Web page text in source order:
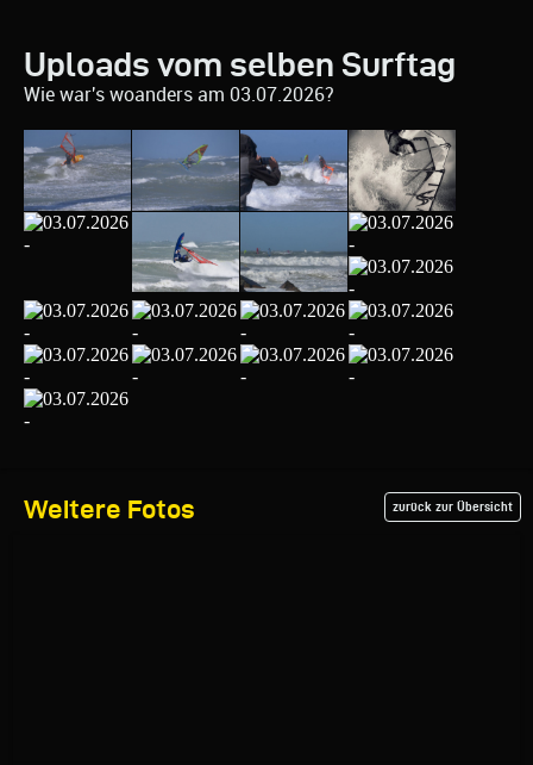
Uploads vom selben Surftag
Wie war's woanders am 03.07.2026?
Weitere Fotos zurück zur Übersicht